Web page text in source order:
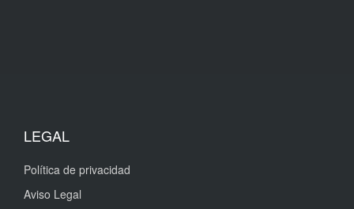
LEGAL
Política de privacidad
Aviso Legal